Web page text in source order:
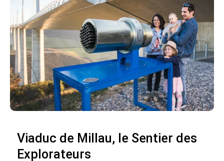
Viaduc de Millau, le Sentier des
Explorateurs